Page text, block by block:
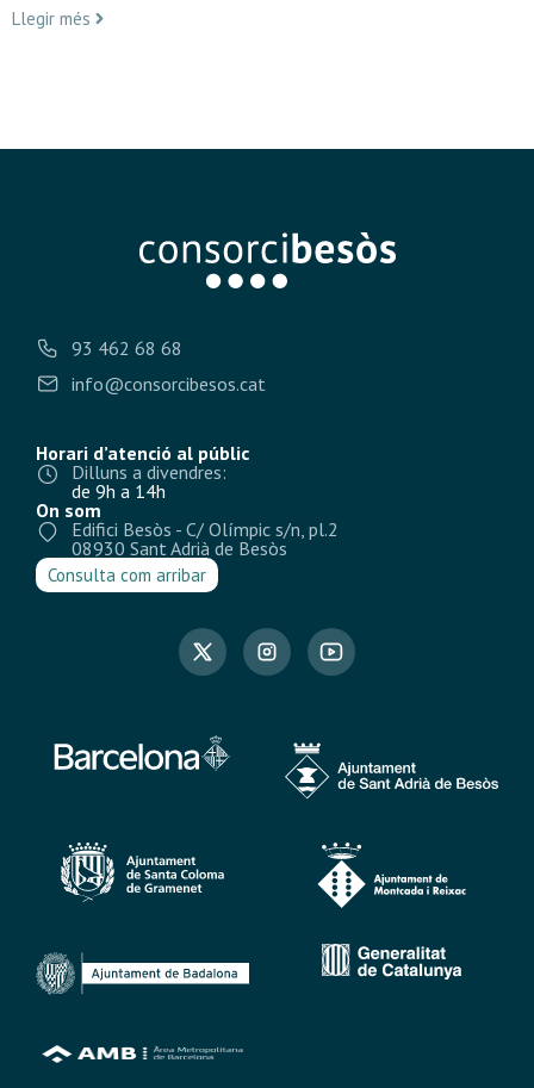
Llegir més
93 462 68 68
info@consorcibesos.cat
Horari d’atenció al públic
Dilluns a divendres:
de 9h a 14h
On som
Edifici Besòs - C/ Olímpic s/n, pl.2
08930 Sant Adrià de Besòs
Consulta com arribar